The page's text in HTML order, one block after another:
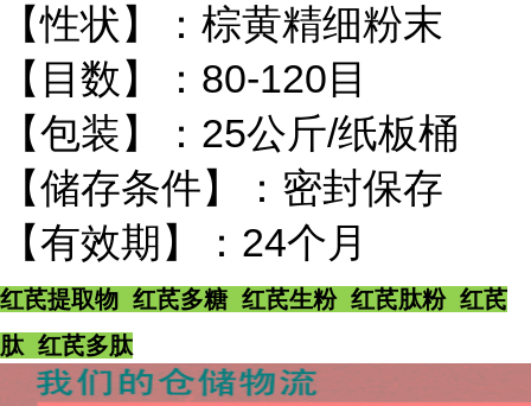
【性状】：棕黄精细粉末
【目数】：80-120目
【包装】：25公斤/纸板桶
【储存条件】：密封保存
【有效期】：24个月
红芪提取物 红芪多糖 红芪生粉 红芪肽粉 红芪
肽 红芪多肽